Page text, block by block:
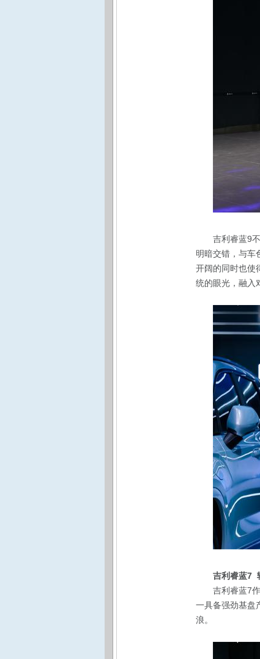
吉利睿蓝9
明暗交错，与车
开阔的同时也使
统的眼光，融入
吉利睿蓝7
吉利睿蓝7
一具备强劲基盘
浪。